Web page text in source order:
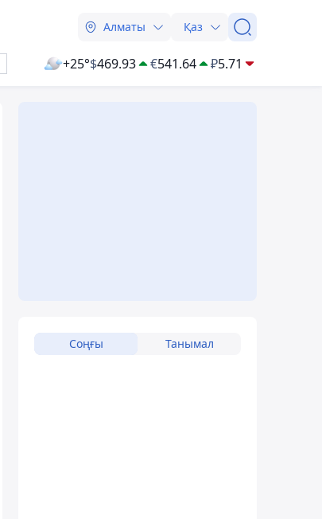
Алматы Қаз
+25°$469.93 €541.64 ₽5.71
Соңғы Танымал